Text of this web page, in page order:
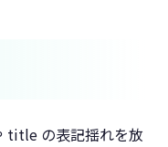
title の表記揺れを放